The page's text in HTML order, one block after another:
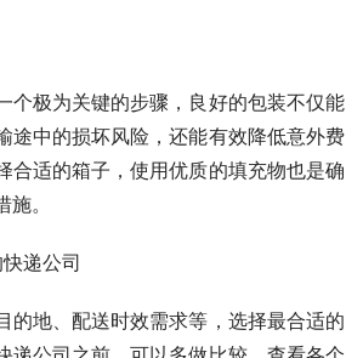
个极为关键的步骤，良好的包装不仅能
途中的损坏风险，还能有效降低意外费
合适的箱子，使用优质的填充物也是确
。
递公司
的地、配送时效需求等，选择最合适的